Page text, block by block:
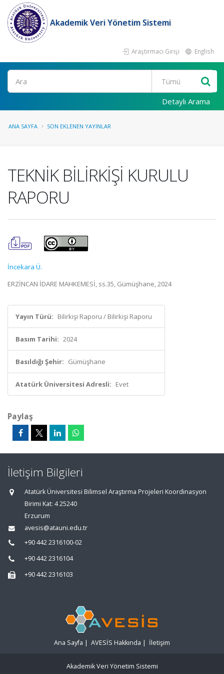
Akademik Veri Yönetim Sistemi
Araştırmacı Girişi English
Ara
Detaylı Arama
ANA SAYFA SON EKLENEN YAYINLAR
TEKNİK BİLİRKİŞİ KURULU
RAPORU
İncekara Ü.
ERZİNCAN İDARE MAHKEMESİ, ss.35, Gümüşhane, 2024
Yayın Türü: Bilirkişi Raporu / Bilirkişi Raporu
Basım Tarihi: 2024
Basıldığı Şehir: Gümüşhane
Atatürk Üniversitesi Adresli: Evet
Paylaş
İletişim Bilgileri
Atatürk Üniversitesi Bilimsel Araştırma Projeleri Koordinasyon
Birimi Kat: 4 25240
Erzurum
avesis@atauni.edu.tr
+90 442 2316100-02
+90 442 2316104
+90 442 2316103
Ana Sayfa | AVESİS Hakkında | İletişim
Akademik Veri Yönetim Sistemi